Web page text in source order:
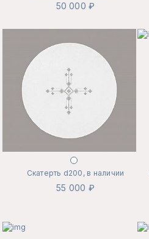
50 000 ₽
Скатерть d200, в наличии
55 000 ₽